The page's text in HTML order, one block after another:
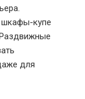
шкафы-купе
для